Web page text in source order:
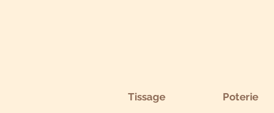
Tissage Poterie